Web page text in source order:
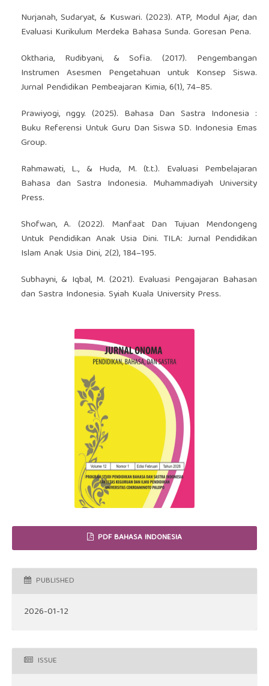
Nurjanah, Sudaryat, & Kuswari. (2023). ATP, Modul Ajar, dan
Evaluasi Kurikulum Merdeka Bahasa Sunda. Goresan Pena.
Oktharia, Rudibyani, & Sofia. (2017). Pengembangan
Instrumen Asesmen Pengetahuan untuk Konsep Siswa.
Jurnal Pendidikan Pembeajaran Kimia, 6(1), 74–85.
Prawiyogi, nggy. (2025). Bahasa Dan Sastra Indonesia :
Buku Referensi Untuk Guru Dan Siswa SD. Indonesia Emas
Group.
Rahmawati, L., & Huda, M. (t.t.). Evaluasi Pembelajaran
Bahasa dan Sastra Indonesia. Muhammadiyah University
Press.
Shofwan, A. (2022). Manfaat Dan Tujuan Mendongeng
Untuk Pendidikan Anak Usia Dini. TILA: Jurnal Pendidikan
Islam Anak Usia Dini, 2(2), 184–195.
Subhayni, & Iqbal, M. (2021). Evaluasi Pengajaran Bahasan
dan Sastra Indonesia. Syiah Kuala University Press.
PDF BAHASA INDONESIA
PUBLISHED
2026-01-12
ISSUE